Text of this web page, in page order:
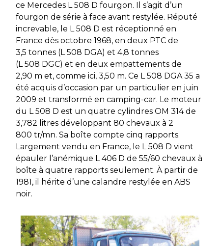
ce Mercedes L 508 D fourgon. Il s’agit d’un
fourgon de série à face avant restylée. Réputé
increvable, le L 508 D est réceptionné en
France dès octobre 1968, en deux PTC de
3,5 tonnes (L 508 DGA) et 4,8 tonnes
(L 508 DGC) et en deux empattements de
2,90 m et, comme ici, 3,50 m. Ce L 508 DGA 35 a
été acquis d’occasion par un particulier en juin
2009 et transformé en camping-car. Le moteur
du L 508 D est un quatre cylindres OM 314 de
3,782 litres développant 80 chevaux à 2
800 tr/mn. Sa boîte compte cinq rapports.
Largement vendu en France, le L 508 D vient
épauler l’anémique L 406 D de 55/60 chevaux à
boîte à quatre rapports seulement. À partir de
1981, il hérite d’une calandre restylée en ABS
noir.